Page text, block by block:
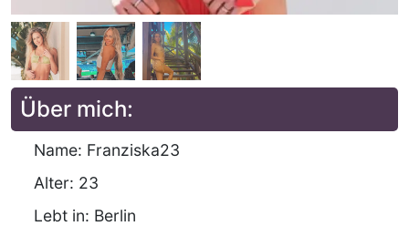
Über mich:
Name: Franziska23
Alter: 23
Lebt in: Berlin